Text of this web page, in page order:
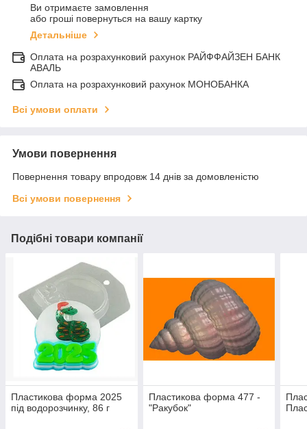
Ви отримаєте замовлення
або гроші повернуться на вашу картку
Детальніше
Оплата на розрахунковий рахунок РАЙФФАЙЗЕН БАНК
АВАЛЬ
Оплата на розрахунковий рахунок МОНОБАНКА
Всі умови оплати
Умови повернення
Повернення товару впродовж 14 днів за домовленістю
Всі умови повернення
Подібні товари компанії
Пластикова форма 2025
під водорозчинку, 86 г
Пластикова форма 477 -
"Ракубок"